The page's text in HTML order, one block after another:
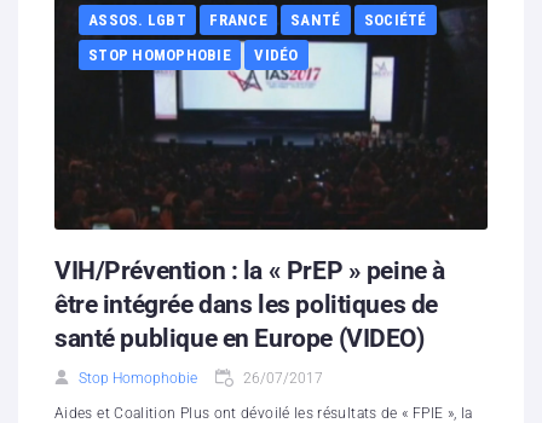
Boutique
Hébergement solidaire
ASSOS. LGBT FRANCE SANTÉ
SOCIÉTÉ
STOP HOMOPHOBIE
VIDÉO
VIH/Prévention : la « PrEP » peine à
être intégrée dans les politiques de
santé publique en Europe (VIDEO)
Stop Homophobie 26/07/2017
Aides et Coalition Plus ont dévoilé les résultats de « FPIE », la